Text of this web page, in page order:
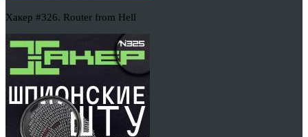
Хакер #326. Router from Hell